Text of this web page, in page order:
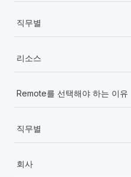
직무별
리소스
Remote를 선택해야 하는 이유
직무별
회사